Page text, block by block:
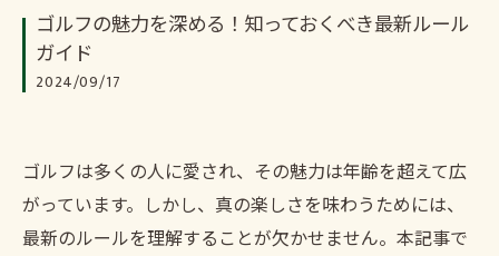
ゴルフの魅力を深める！知っておくべき最新ルール
ガイド
2024/09/17
ゴルフは多くの人に愛され、その魅力は年齢を超えて広
がっています。しかし、真の楽しさを味わうためには、
最新のルールを理解することが欠かせません。本記事で